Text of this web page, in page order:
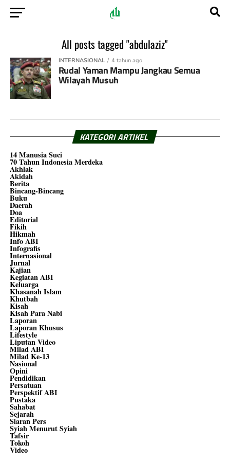
All posts tagged "abdulaziz"
INTERNASIONAL 4 tahun ago
Rudal Yaman Mampu Jangkau Semua
Wilayah Musuh
KATEGORI ARTIKEL
14 Manusia Suci
70 Tahun Indonesia Merdeka
Akhlak
Akidah
Berita
Bincang-Bincang
Buku
Daerah
Doa
Editorial
Fikih
Hikmah
Info ABI
Infografis
Internasional
Jurnal
Kajian
Kegiatan ABI
Keluarga
Khasanah Islam
Khutbah
Kisah
Kisah Para Nabi
Laporan
Laporan Khusus
Lifestyle
Liputan Video
Milad ABI
Milad Ke-13
Nasional
Opini
Pendidikan
Persatuan
Perspektif ABI
Pustaka
Sahabat
Sejarah
Siaran Pers
Syiah Menurut Syiah
Tafsir
Tokoh
Video